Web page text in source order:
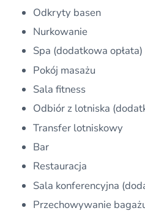
Odkryty basen
Nurkowanie
Spa (dodatkowa opłata)
Pokój masażu
Sala fitness
Odbiór z lotniska
Transfer lotniskowy
Bar
Restauracja
Sala konferencyjna
Przechowywanie